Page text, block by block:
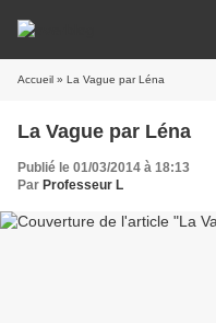
Accueil » La Vague par Léna
La Vague par Léna
Publié le 01/03/2014 à 18:13
Par Professeur L